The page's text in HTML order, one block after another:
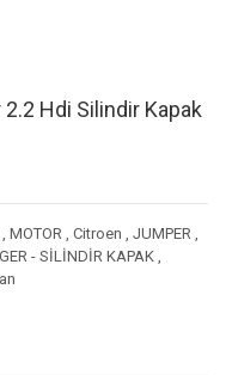
Hdi Silindir Kapak
MOTOR Citroen JUMPER
- SİLİNDİR KAPAK